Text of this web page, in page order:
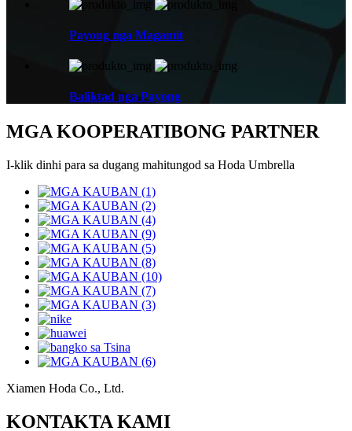
Payong nga Magamit
Baliktad nga Payong
MGA KOOPERATIBONG PARTNER
I-klik dinhi para sa dugang mahitungod sa Hoda Umbrella
Xiamen Hoda Co., Ltd.
KONTAKTA KAMI